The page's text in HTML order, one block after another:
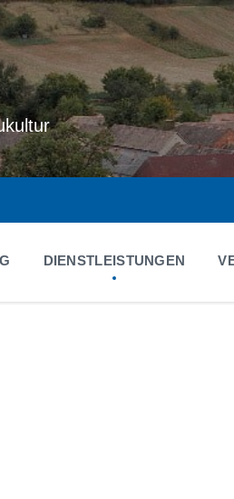
DIENSTLEISTUNGEN